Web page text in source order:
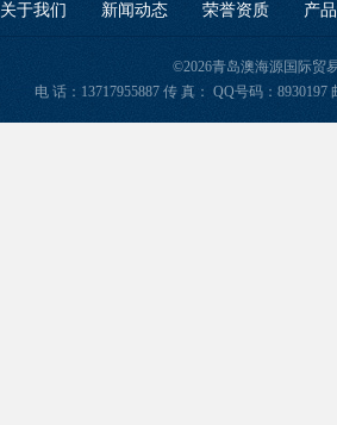
关于我们 新闻动态 荣誉资质 产
©2026青岛澳海源国际贸
电 话：13717955887 传 真： QQ号码：